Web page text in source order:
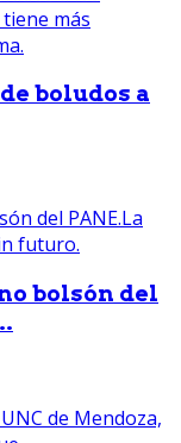
boludos a
bolsón del